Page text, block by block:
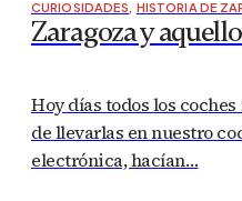
CURIOSIDADES, HISTORIA DE
Zaragoza y
Hoy días todos los
de llevarlas en nuestro
electrónica, hacían…